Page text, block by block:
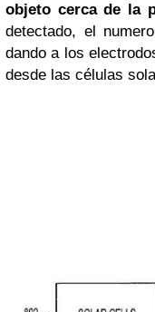
objeto cerca de la
detectado, el
dando a los
desde las células